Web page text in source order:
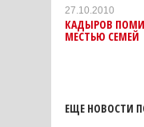
27.10.2010
КАДЫРОВ
МЕСТЬЮ СЕМЕЙ
ЕЩЕ НОВОСТИ